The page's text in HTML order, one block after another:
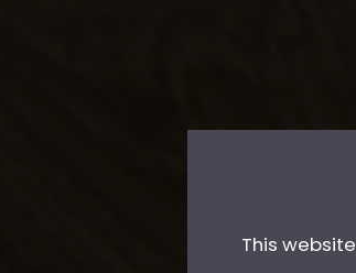
This